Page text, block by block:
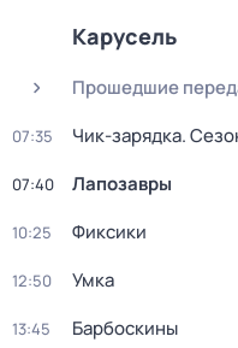
Карусель
Прошедшие
07:35 Чик-зарядка.
07:40 Лапозавры
10:25 Фиксики
12:50 Умка
13:45
Барбоскины